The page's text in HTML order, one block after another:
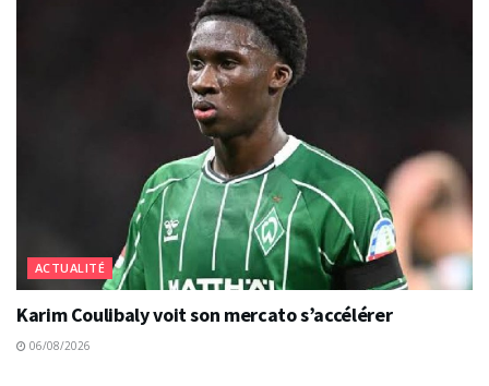
ACTUALITÉ
Karim Coulibaly voit son mercato s’accélérer
06/08/2026